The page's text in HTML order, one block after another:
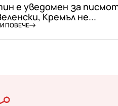
е уведомен за
Кремъл не...
ПОВЕЧЕ